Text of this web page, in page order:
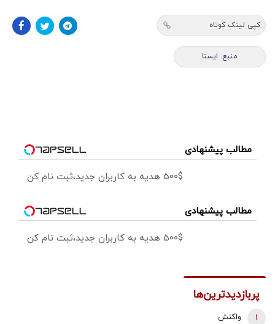
کپی لینک کوتاه
منبع: ايسنا
مطالب پیشنهادی
500$ هدیه به کاربران جدید،ثبت نام کن
مطالب پیشنهادی
500$ هدیه به کاربران جدید،ثبت نام کن
پربازدیدترین‌ها
واکنش 1